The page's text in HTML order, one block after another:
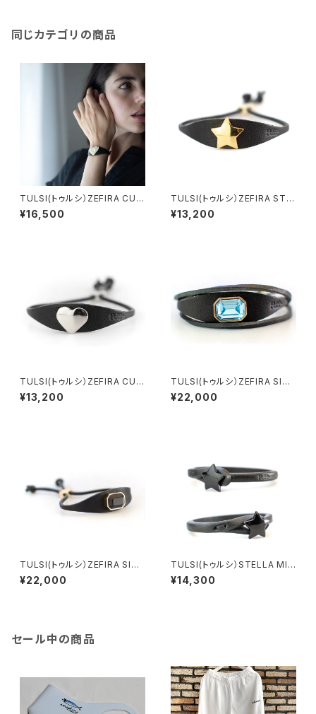
同じカテゴリの商品
TULSI(トゥルシ）ZEFIRA CUO
RE MIO LUX OB ホワイトゴ
ールド
¥16,500
TULSI(トゥルシ）ZEFIRA STE
LLA MIA OG イエローゴール
ド
¥13,200
TULSI(トゥルシ）ZEFIRA CUO
RE MIO OB ホワイトゴールド
¥13,200
TULSI(トゥルシ）ZEFIRA SISS
I AQUAMARINA
¥22,000
TULSI(トゥルシ）ZEFIRA SISS
I JET
¥22,000
TULSI(トゥルシ）STELLA MIA
LIQUIRIZIA LIMITED EDITIO
N
¥14,300
セール中の商品